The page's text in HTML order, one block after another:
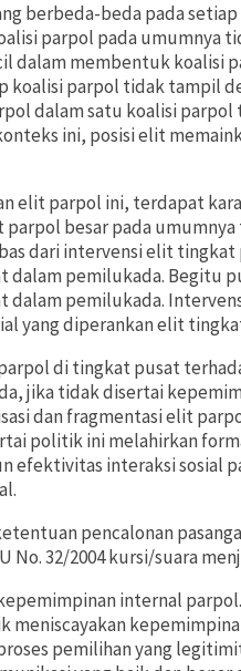
berbeda-beda pada
parpol pada umumnya
dalam membentuk koalisi
koalisi parpol tidak tampil
dalam satu koalisi
ini, posisi elit
elit parpol ini, terdapat
parpol besar pada
dari intervensi elit
dalam pemilukada. Begitu
dalam pemilukada.
yang diperankan elit
di tingkat pusat
jika tidak disertai
dan fragmentasi elit
politik ini melahirkan
efektivitas interaksi sosial
pencalonan
No. 32/2004 kursi/suara
internal
meniscayakan
pemilihan yang